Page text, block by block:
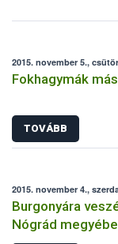
forgalmi korlátozás
2015. november 5.,
Fokhagymák
TOVÁBB
2015. november 4.,
Burgonyára
Nógrád